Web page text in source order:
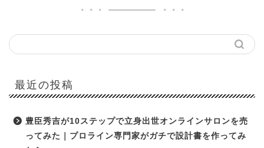
最近の投稿
豊臣秀吉が10ステップで立身出世オンラインサロンを売
ってみた｜プロライン専門家がガチで設計書を作ってみ